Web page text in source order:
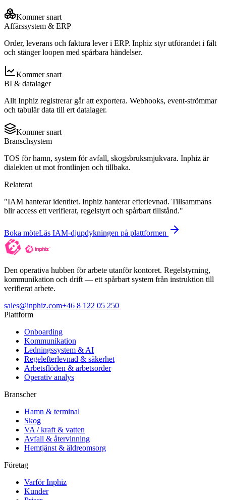
Kommer snart
Affärssystem & ERP
Order, leverans och faktura lever i ERP. Inphiz styr utförandet i fält
och stänger loopen med spårbara händelser.
Kommer snart
BI & datalager
Allt Inphiz registrerar går att exportera. Webhooks, event-strömmar
och tabulär data till ert datalager.
Kommer snart
Branschsystem
TOS för hamn, system för avfall, skogsbruksmjukvara. Inphiz är
dialekten ut mot frontlinjen och tillbaka.
Relaterat
"IAM hanterar identitet. Inphiz hanterar efterlevnad. Tillsammans
blir access ett verifierat, regelstyrt och spårbart tillstånd."
Boka möteLäs IAM-djupdykningen på plattformen
Den operativa hubben för arbete utanför kontoret. Regelstyrning,
kommunikation och drift — ett spårbart system från instruktion till
verifierat arbete.
sales@inphiz.com+46 8 122 05 250
Plattform
Onboarding
Kommunikation
Ledningssystem & AI
Regelefterlevnad & säkerhet
Arbetsflöden & arbetsorder
Operativ analys
Branscher
Hamn & terminal
Skog
VA / kraft & vatten
Avfall & återvinning
Hemtjänst & äldreomsorg
Företag
Varför Inphiz
Kunder